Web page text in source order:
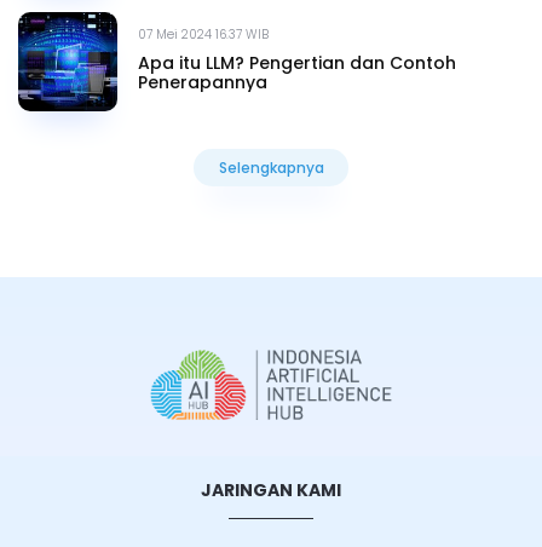
07 Mei 2024 16.37 WIB
Apa itu LLM? Pengertian dan Contoh
Penerapannya
Selengkapnya
JARINGAN KAMI